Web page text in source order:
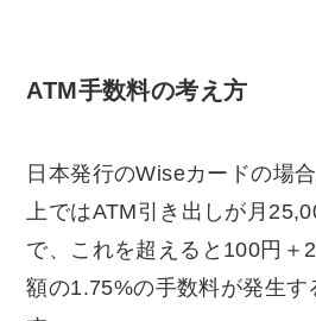
ATM手数料の考え方
日本発行のWiseカードの場
上ではATM引き出しが月
で、これを超えると100円＋
額の1.75%の手数料が発生す